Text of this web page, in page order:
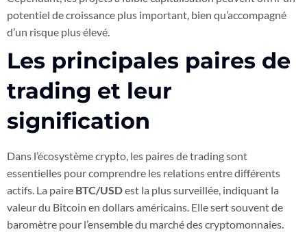
potentiel de croissance plus important, bien qu’accompagné
d’un risque plus élevé.
Les principales paires de
trading et leur
signification
Dans l’écosystème crypto, les paires de trading sont
essentielles pour comprendre les relations entre différents
actifs. La paire BTC/USDest la plus surveillée, indiquant la
valeur du Bitcoin en dollars américains. Elle sert souvent de
baromètre pour l’ensemble du marché des cryptomonnaies.